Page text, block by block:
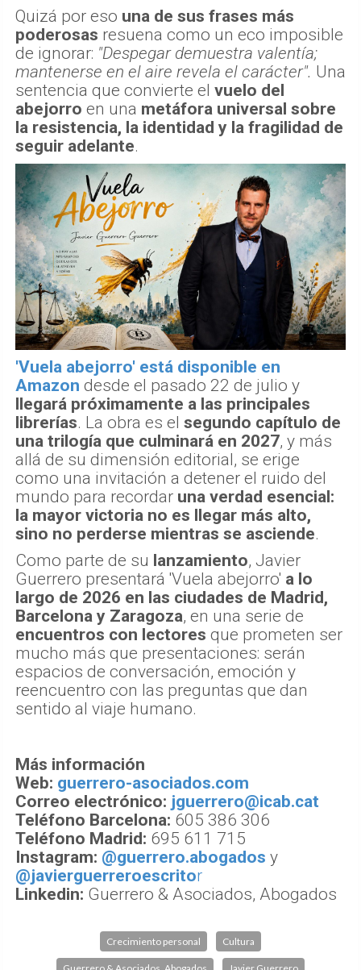
Quizá por eso una de sus frases más
poderosas resuena como un eco imposible
de ignorar: "Despegar demuestra valentía;
mantenerse en el aire revela el carácter". Una
sentencia que convierte el vuelo del
abejorro en una metáfora universal sobre
la resistencia, la identidad y la fragilidad de
seguir adelante.
'Vuela abejorro' está disponible en
Amazon desde el pasado 22 de julio y
llegará próximamente a las principales
librerías. La obra es el segundo capítulo de
una trilogía que culminará en 2027, y más
allá de su dimensión editorial, se erige
como una invitación a detener el ruido del
mundo para recordar una verdad esencial:
la mayor victoria no es llegar más alto,
sino no perderse mientras se asciende.
Como parte de su lanzamiento, Javier
Guerrero presentará 'Vuela abejorro' a lo
largo de 2026 en las ciudades de Madrid,
Barcelona y Zaragoza, en una serie de
encuentros con lectores que prometen ser
mucho más que presentaciones: serán
espacios de conversación, emoción y
reencuentro con las preguntas que dan
sentido al viaje humano.
Más información
Web: guerrero-asociados.com
Correo electrónico: jguerrero@icab.cat
Teléfono Barcelona: 605 386 306
Teléfono Madrid: 695 611 715
​Instagram: @guerrero.abogados y
@javierguerreroescritor
​Linkedin: ​Guerrero & Asociados, Abogados
Crecimiento personal Cultura